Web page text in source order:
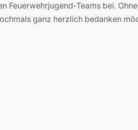
Feuerwehrjugend-Teams bei.
ganz herzlich bedanken